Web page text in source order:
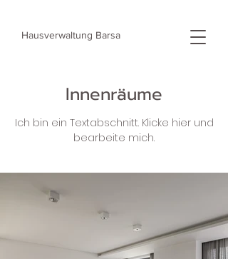
Hausverwaltung Barsa
Innenräume
Ich bin ein Textabschnitt. Klicke hier und
bearbeite mich.